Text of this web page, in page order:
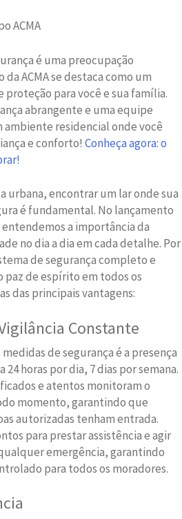
ACMA
é uma preocupação
ACMA se destaca como um
para você e sua família.
abrangente e uma equipe
residencial onde você
e conforto! Conheça agora: o
urbana, encontrar um lar onde sua
é fundamental. No lançamento
entendemos a importância da
no dia a dia em cada detalhe. Por
de segurança completo e
de espírito em todos os
das principais vantagens:
Constante
de segurança é a presença
horas por dia, 7 dias por semana.
e atentos monitoram o
momento, garantindo que
autorizadas tenham entrada.
para prestar assistência e agir
emergência, garantindo
para todos os moradores.